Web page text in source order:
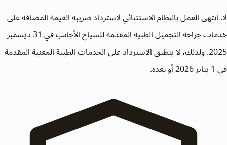
لا. انتهى العمل بالنظام الاستثنائي لاسترداد ضريبة القيمة المضافة على
خدمات جراحة التجميل الطبية المقدمة للسياح الأجانب في 31 ديسمبر
2025. ولذلك، لا ينطبق الاسترداد على الخدمات الطبية المعنية المقدمة
في 1 يناير 2026 أو بعده.